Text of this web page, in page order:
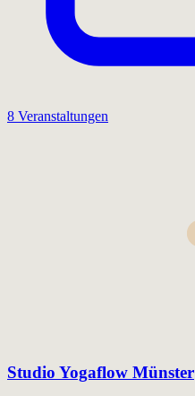
8 Veranstaltungen
Studio Yogaflow Münster